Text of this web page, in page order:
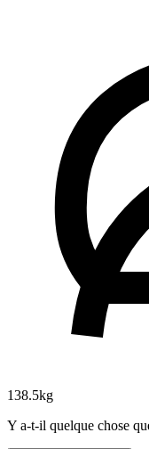
138.5kg
Y a-t-il quelque chose